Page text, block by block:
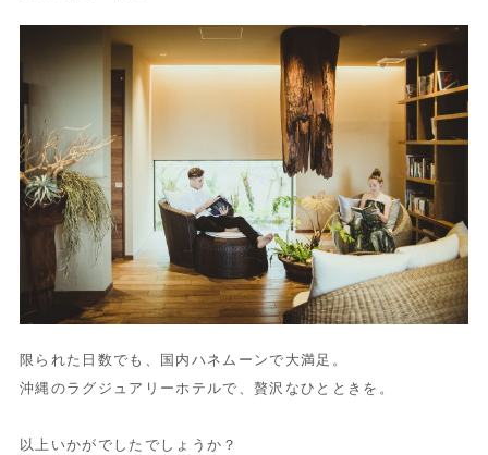
限られた日数でも、国内ハネムーンで大満足。
沖縄のラグジュアリーホテルで、贅沢なひとときを。
以上いかがでしたでしょうか？